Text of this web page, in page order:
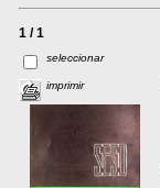
1 / 1
seleccionar
imprimir